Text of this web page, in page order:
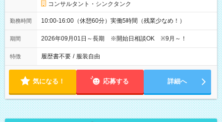
コンサルタント・シンクタンク
勤務時間 10:00-16:00（休憩60分）実働5時間（残業少なめ！）
期間 2026年09月01日～長期 ※開始日相談OK ※9月～！
特徴 履歴書不要 / 服装自由
気になる！ 応募する 詳細へ